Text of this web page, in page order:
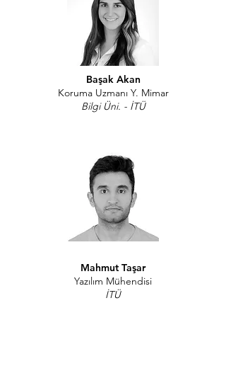
Başak Akan
Koruma Uzmanı Y. Mimar
Bilgi Üni. - İTÜ
Mahmut Taşar
Yazılım Mühendisi
İTÜ